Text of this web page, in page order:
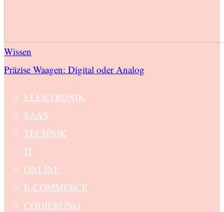
Wissen
Präzise Waagen: Digital oder Analog
ELEKTRONIK
SAAS
TECHNIK
IT
ONLINE
E-COMMERCE
CODIERUNG